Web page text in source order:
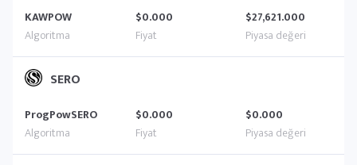
KAWPOW $0.000 $27,621.000
SERO
ProgPowSERO $0.000 $0.000